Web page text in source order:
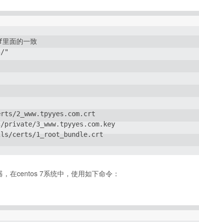
面的一致
"
2_www.tpyyes.com.crt
3_www.tpyyes.com.key
certs/1_root_bundle.crt
在centos 7系统中，使用如下命令：